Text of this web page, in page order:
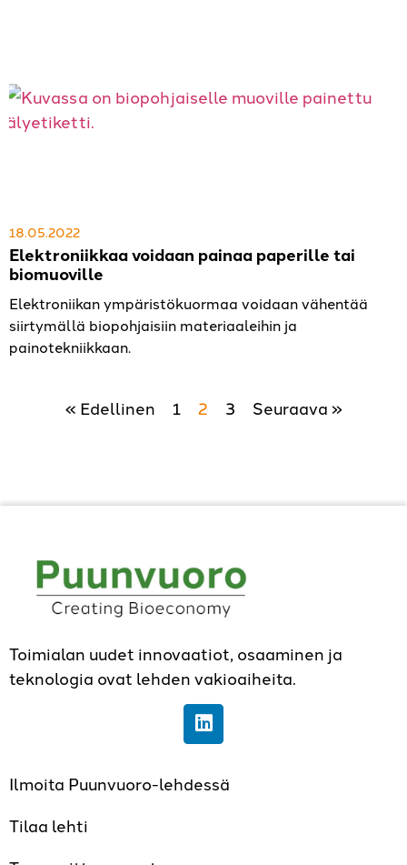
Elektroniikkaa voidaan painaa paperille tai
biomuoville
18.05.2022
Elektroniikan ympäristökuormaa voidaan vähentää
siirtymällä biopohjaisiin materiaaleihin ja
painotekniikkaan.
« Edellinen 1 2 3 Seuraava »
Toimialan uudet innovaatiot, osaaminen ja
teknologia ovat lehden vakioaiheita.
Ilmoita Puunvuoro-lehdessä
Tilaa lehti